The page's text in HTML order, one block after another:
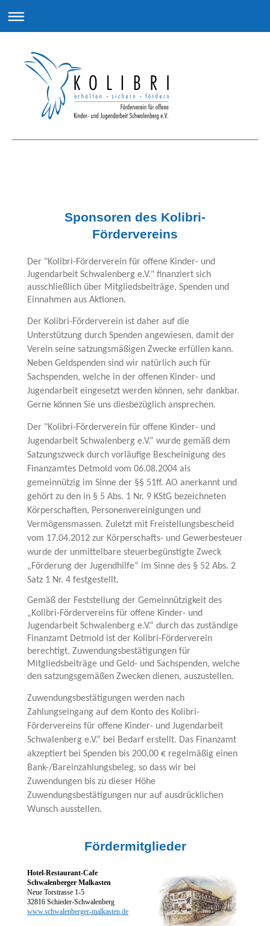
Sponsoren des Kolibri-
Fördervereins
Der "Kolibri-Förderverein für offene Kinder- und
Jugendarbeit Schwalenberg e.V." finanziert sich
ausschließlich über Mitgliedsbeiträge, Spenden und
Einnahmen aus Aktionen.
Der Kolibri-Förderverein ist daher auf die
Unterstützung durch Spenden angewiesen, damit der
Verein seine satzungsmäßigen Zwecke erfüllen kann.
Neben Geldspenden sind wir natürlich auch für
Sachspenden, welche in der offenen Kinder- und
Jugendarbeit eingesetzt werden können, sehr dankbar.
Gerne können Sie uns diesbezüglich ansprechen.
Der "Kolibri-Förderverein für offene Kinder- und
Jugendarbeit Schwalenberg e.V.“ wurde gemäß dem
Satzungszweck durch vorläufige Bescheinigung des
Finanzamtes Detmold vom 06.08.2004 als
gemeinnützig im Sinne der §§ 51ff. AO anerkannt und
gehört zu den in § 5 Abs. 1 Nr. 9 KStG bezeichneten
Körperschaften, Personenvereinigungen und
Vermögensmassen. Zuletzt mit Freistellungsbescheid
vom 17.04.2012 zur Körperschafts- und Gewerbesteuer
wurde der unmittelbare steuerbegünstigte Zweck
„Förderung der Jugendhilfe“ im Sinne des § 52 Abs. 2
Satz 1 Nr. 4 festgestellt.
Gemäß der Feststellung der Gemeinnützigkeit des
„Kolibri-Fördervereins für offene Kinder- und
Jugendarbeit Schwalenberg e.V.“ durch das zuständige
Finanzamt Detmold ist der Kolibri-Förderverein
berechtigt, Zuwendungsbestätigungen für
Mitgliedsbeiträge und Geld- und Sachspenden, welche
den satzungsgemäßen Zwecken dienen, auszustellen.
Zuwendungsbestätigungen werden nach
Zahlungseingang auf dem Konto des Kolibri-
Fördervereins für offene Kinder- und Jugendarbeit
Schwalenberg e.V.“ bei Bedarf erstellt. Das Finanzamt
akzeptiert bei Spenden bis 200,00 € regelmäßig einen
Bank-/Bareinzahlungsbeleg, so dass wir bei
Zuwendungen bis zu dieser Höhe
Zuwendungsbestätigungen nur auf ausdrücklichen
Wunsch ausstellen.
Fördermitglieder
Hotel-Restaurant-Cafe
Schwalenberger Malkasten
Neue Torstrasse 1-5
32816 Schieder-Schwalenberg
www.schwalenberger-malkasten.de